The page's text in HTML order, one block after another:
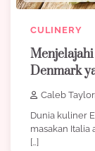
CULINERY
Denmark
Caleb Taylor
Dunia kuliner
masakan Italia
[…]